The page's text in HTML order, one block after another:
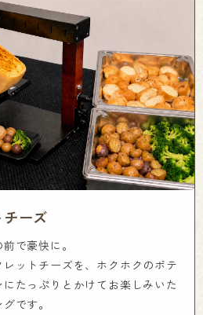
チーズ
で豪快に。
ットチーズを、ホクホクのポテ
にたっぷりとかけてお楽しみいた
です。